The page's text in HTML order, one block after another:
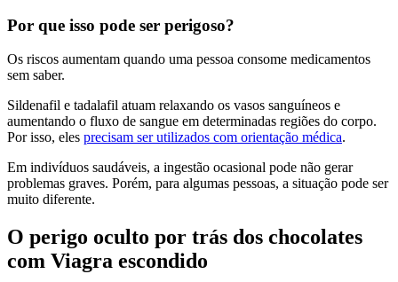
Por que isso pode ser perigoso?
Os riscos aumentam quando uma pessoa consome medicamentos
sem saber.
Sildenafil e tadalafil atuam relaxando os vasos sanguíneos e
aumentando o fluxo de sangue em determinadas regiões do corpo.
Por isso, eles precisam ser utilizados com orientação médica.
Em indivíduos saudáveis, a ingestão ocasional pode não gerar
problemas graves. Porém, para algumas pessoas, a situação pode ser
muito diferente.
O perigo oculto por trás dos chocolates
com Viagra escondido